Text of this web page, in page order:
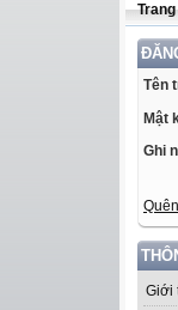
Tên
Mật
Ghi
Giới